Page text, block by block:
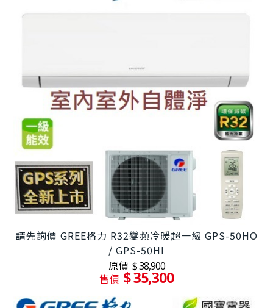
請先詢價 GREE格力 R32變頻冷暖超一級 GPS-50HO
/ GPS-50HI
原價 $ 38,900
售價 $ 35,300